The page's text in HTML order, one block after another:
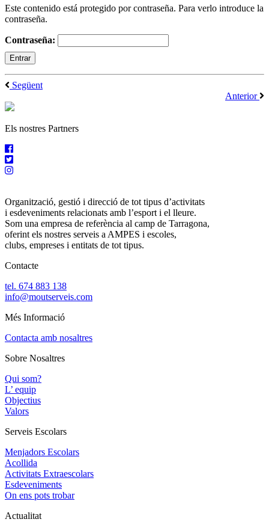
Este contenido está protegido por contraseña. Para verlo introduce la
contraseña.
Contraseña:
Següent
Anterior
Els nostres Partners
Organització, gestió i direcció de tot tipus d’activitats
i esdeveniments relacionats amb l’esport i el lleure.
Som una empresa de referència al camp de Tarragona,
oferint els nostres serveis a AMPES i escoles,
clubs, empreses i entitats de tot tipus.
Contacte
tel. 674 883 138
info@moutserveis.com
Més Informació
Contacta amb nosaltres
Sobre Nosaltres
Qui som?
L’ equip
Objectius
Valors
Serveis Escolars
Menjadors Escolars
Acollida
Activitats Extraescolars
Esdeveniments
On ens pots trobar
Actualitat